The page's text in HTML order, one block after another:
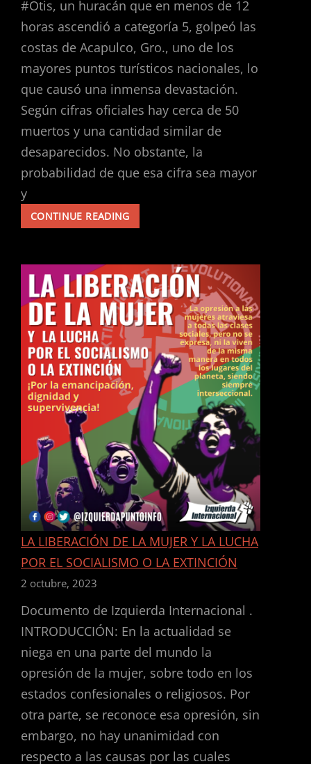
#Otis, un huracán que en menos de 12
horas ascendió a categoría 5, golpeó las
costas de Acapulco, Gro., uno de los
mayores puntos turísticos nacionales, lo
que causó una inmensa devastación.
Según cifras oficiales hay cerca de 50
muertos y una cantidad similar de
desaparecidos. No obstante, la
probabilidad de que esa cifra sea mayor
y
CONTINUE READING¡SOLIDARIDAD
URGENTE
COSTA
DE
GUERRERO!
LA LIBERACIÓN DE LA MUJER Y LA LUCHA
POR EL SOCIALISMO O LA EXTINCIÓN
2 octubre, 2023
Documento de Izquierda Internacional .
INTRODUCCIÓN: En la actualidad se
niega en una parte del mundo la
opresión de la mujer, sobre todo en los
estados confesionales o religiosos. Por
otra parte, se reconoce esa opresión, sin
embargo, no hay unanimidad con
respecto a las causas por las cuales